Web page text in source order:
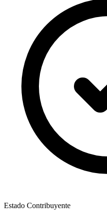
Estado Contribuyente